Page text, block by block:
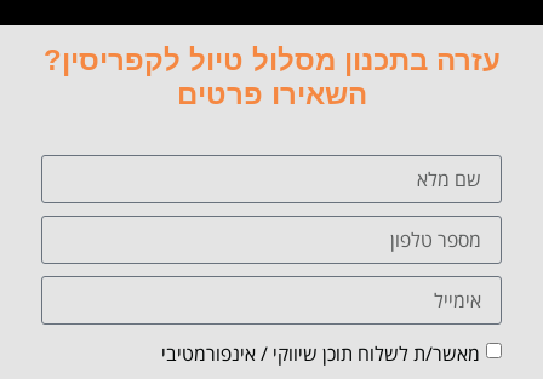
עזרה בתכנון מסלול טיול לקפריסין?
השאירו פרטים
מאשר/ת לשלוח תוכן שיווקי / אינפורמטיבי